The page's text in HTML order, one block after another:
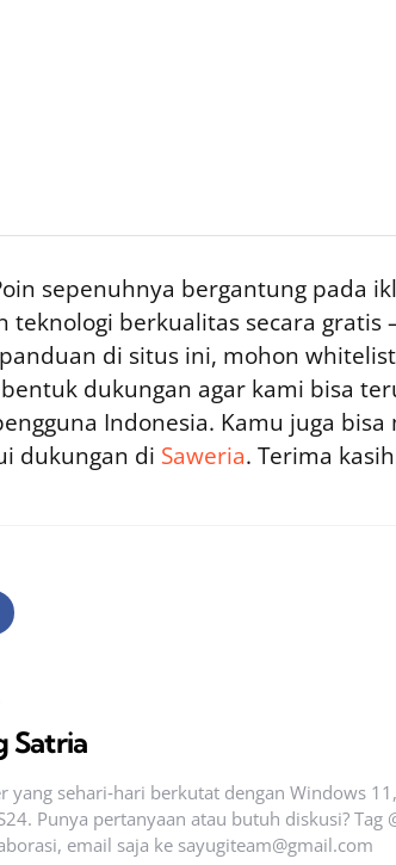
sepenuhnya bergantung pada
teknologi berkualitas secara
di situs ini, mohon
dukungan agar kami bisa
Indonesia. Kamu juga
dukungan di Saweria. Terima
Satria
yang sehari‑hari berkutat dengan Windows
Punya pertanyaan atau butuh diskusi? Tag
email saja ke sayugiteam@gmail.com